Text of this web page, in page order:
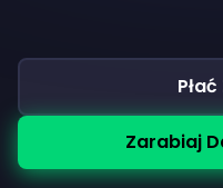
Zarabiaj